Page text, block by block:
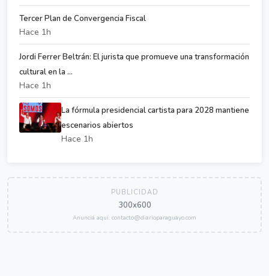
Tercer Plan de Convergencia Fiscal
Hace 1h
Jordi Ferrer Beltrán: El jurista que promueve una transformación
cultural en la ...
Hace 1h
La fórmula presidencial cartista para 2028 mantiene
escenarios abiertos
Hace 1h
PUBLICIDAD
300x600
Anunciá aquí: contacto@diarioparaguayo.com